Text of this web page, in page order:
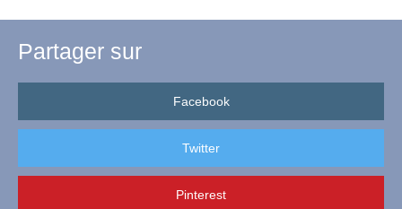
Partager sur
Facebook
Twitter
Pinterest